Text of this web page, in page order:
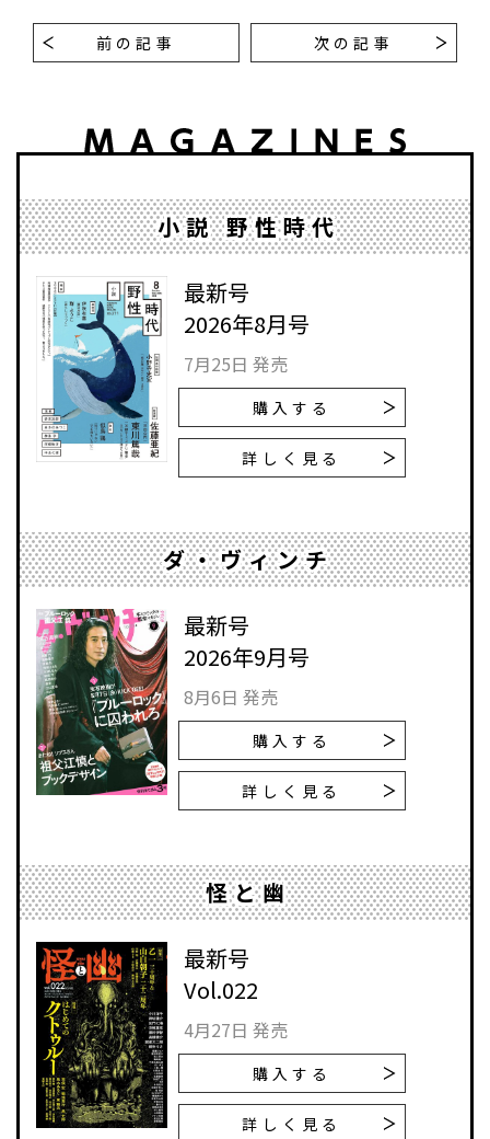
前の記事 次の記事
小説 野性時代
最新号
2026年8月号
7月25日 発売
購入する
詳しく見る
ダ・ヴィンチ
最新号
2026年9月号
8月6日 発売
購入する
詳しく見る
怪と幽
最新号
Vol.022
4月27日 発売
購入する
詳しく見る